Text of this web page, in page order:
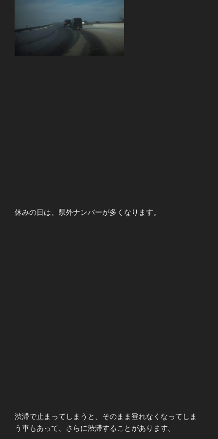
休みの日は、県外ナンバーが多くなります。
渋滞で止まってしまうと、そのまま登れなくなってしま
う車もあって、さらに渋滞することがあります。